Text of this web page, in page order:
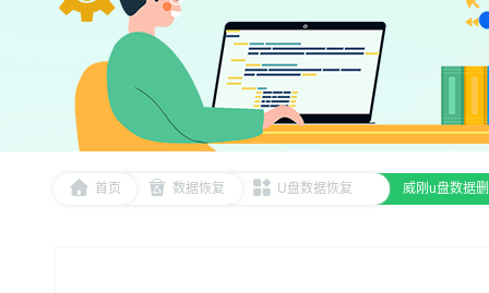
首页 数据恢复 U盘数据恢复 威刚u盘数据